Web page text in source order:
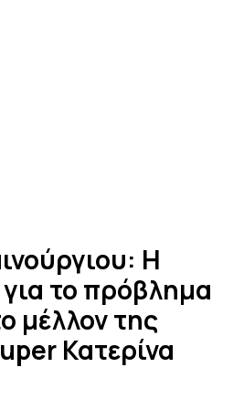
Η
το πρόβλημα
μέλλον της
Κατερίνα